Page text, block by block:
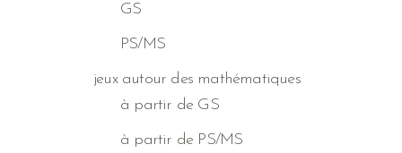
GS
PS/MS
jeux autour des mathématiques
à partir de GS
à partir de PS/MS